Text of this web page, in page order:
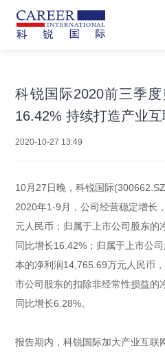
科锐国际2020前三季
16.42% 持续打造产业
2020-10-27 13:49
10月27日晚，科锐国际
2020年1-9月，公司经营稳定增长
元人民币；归属于上市公司股东的
同比增长16.42%；归属于上市公
本的净利润14,765.69万元人民币
市公司股东的扣除非经常性损益的
同比增长6.28%。
报告期内，科锐国际加大产业互联